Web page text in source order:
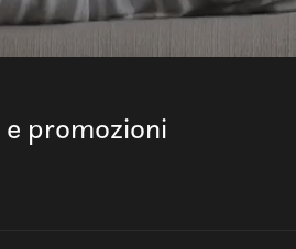
promozioni